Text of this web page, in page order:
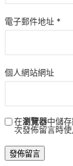
電子郵件地址 *
個人網站網址
在瀏覽器中儲
次發佈留言時使